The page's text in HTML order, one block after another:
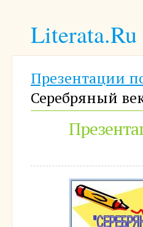
Literata.Ru
Презентации
Серебряный